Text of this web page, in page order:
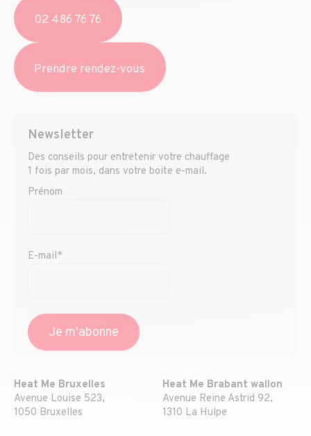
02 486 76 76
Prendre rendez-vous
Newsletter
Des conseils pour entretenir votre chauffage
1 fois par mois, dans votre boite e-mail.
Prénom
E-mail*
Heat Me Bruxelles
Avenue Louise 523,
1050 Bruxelles
Heat Me Brabant wallon
Avenue Reine Astrid 92,
1310 La Hulpe